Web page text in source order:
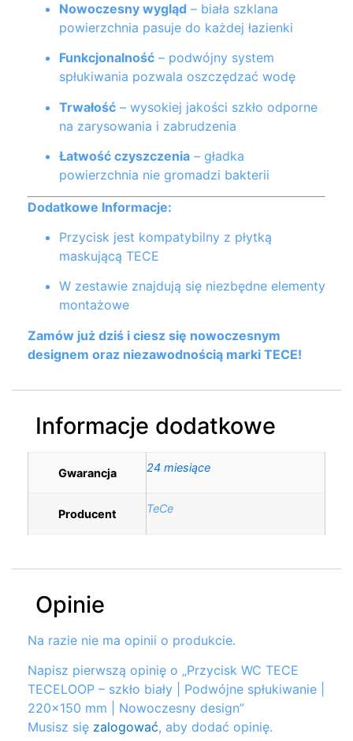
Nowoczesny wygląd – biała szklana
powierzchnia pasuje do każdej łazienki
Funkcjonalność – podwójny system
spłukiwania pozwala oszczędzać wodę
Trwałość – wysokiej jakości szkło odporne
na zarysowania i zabrudzenia
Łatwość czyszczenia – gładka
powierzchnia nie gromadzi bakterii
Dodatkowe Informacje:
Przycisk jest kompatybilny z płytką
maskującą TECE
W zestawie znajdują się niezbędne elementy
montażowe
Zamów już dziś i ciesz się nowoczesnym
designem oraz niezawodnością marki TECE!
Informacje dodatkowe
Gwarancja 24 miesiące
Producent TeCe
Opinie
Na razie nie ma opinii o produkcie.
Napisz pierwszą opinię o „Przycisk WC TECE
TECELOOP – szkło biały | Podwójne spłukiwanie |
220×150 mm | Nowoczesny design”
Musisz się zalogować, aby dodać opinię.